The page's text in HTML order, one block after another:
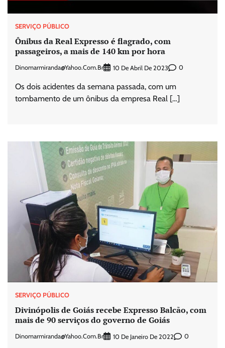
SERVIÇO PÚBLICO
Ônibus da Real Expresso é flagrado, com
passageiros, a mais de 140 km por hora
Dinomarmiranda@yahoo.com.br 10 De Abril De 2023 0
Os dois acidentes da semana passada, com um
tombamento de um ônibus da empresa Real […]
SERVIÇO PÚBLICO
Divinópolis de Goiás recebe Expresso Balcão, com
mais de 90 serviços do governo de Goiás
Dinomarmiranda@yahoo.com.br 10 De Janeiro De 2022 0